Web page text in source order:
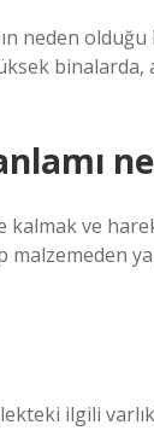
neden
kalmak ve
ilgili